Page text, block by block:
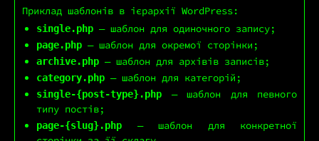
Приклад шаблонів в ієрархії WordPress:
single.php — шаблон для одиночного запису;
page.php — шаблон для окремої сторінки;
archive.php — шаблон для архівів записів;
category.php — шаблон для категорій;
single-{post-type}.php — шаблон для певного
типу постів;
page-{slug}.php — шаблон для конкретної